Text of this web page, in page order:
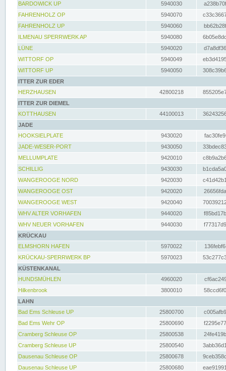
BARDOWICK UP
5940030
FAHRENHOLZ OP
5940070
FAHRENHOLZ UP
5940060
ILMENAU SPERRWERK AP
5940080
LÜNE
5940020
WITTORF OP
5940049
WITTORF UP
5940050
ITTER ZUR EDER
HERZHAUSEN
42800218
ITTER ZUR DIEMEL
KOTTHAUSEN
44100013
JADE
HOOKSIELPLATE
9430020
JADE-WESER-PORT
9430050
MELLUMPLATE
9420010
SCHILLIG
9430030
WANGEROOGE NORD
9420030
WANGEROOGE OST
9420020
WANGEROOGE WEST
9420040
WHV ALTER VORHAFEN
9440020
WHV NEUER VORHAFEN
9440030
KRÜCKAU
ELMSHORN HAFEN
5970022
KRÜCKAU-SPERRWERK BP
5970023
KÜSTENKANAL
HUNDSMÜHLEN
4960020
Hilkenbrook
3800010
LAHN
Bad Ems Schleuse UP
25800700
Bad Ems Wehr OP
25800690
Cramberg Schleuse OP
25800538
Cramberg Schleuse UP
25800540
Dausenau Schleuse OP
25800678
Dausenau Schleuse UP
25800680